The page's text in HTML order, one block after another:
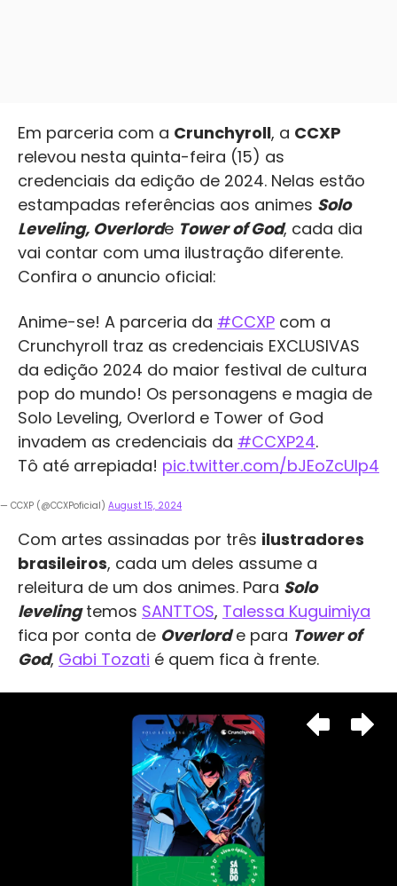
Em parceria com a Crunchyroll, a CCXP
relevou nesta quinta-feira (15) as
credenciais da edição de 2024. Nelas estão
estampadas referências aos animes Solo
Leveling, Overlorde Tower of God, cada dia
vai contar com uma ilustração diferente.
Confira o anuncio oficial:
Anime-se! A parceria da #CCXP com a
Crunchyroll traz as credenciais EXCLUSIVAS
da edição 2024 do maior festival de cultura
pop do mundo! Os personagens e magia de
Solo Leveling, Overlord e Tower of God
invadem as credenciais da #CCXP24.
Tô até arrepiada! pic.twitter.com/bJEoZcUIp4
— CCXP (@CCXPoficial) August 15, 2024
Com artes assinadas por três ilustradores
brasileiros, cada um deles assume a
releitura de um dos animes. Para Solo
levelingtemos SANTTOS, Talessa Kuguimiya
fica por conta de Overlorde para Tower of
God, Gabi Tozati é quem fica à frente.